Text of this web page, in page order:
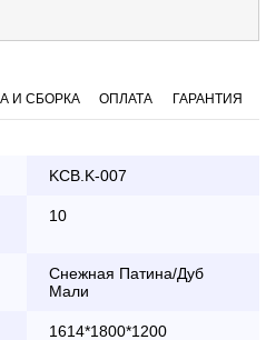
И СБОРКА ОПЛАТА ГАРАНТИЯ
KCB.K-007
10
Снежная Патина/Дуб
Мали
1614*1800*1200
осуществляется в будние